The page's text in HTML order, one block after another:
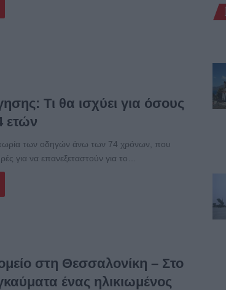
Τι θα ισχύει για όσους
ετών
των οδηγών άνω των 74 χρόνων, που
για να επανεξεταστούν για το…
στη Θεσσαλονίκη – Στο
ένας ηλικιωμένος